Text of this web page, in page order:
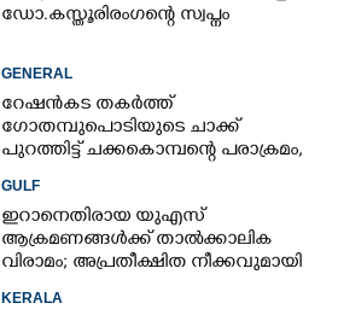
ഡോ.കസ്തൂരിരംഗന്റെ സ്വപ്നം
GENERAL
റേഷൻകട തകർത്ത്
ഗോതമ്പുപൊടിയുടെ ചാക്ക്
പുറത്തിട്ട് ചക്കകൊമ്പന്റെ പരാക്രമം,
കാട്ടാനയെ തുരത്തി ആളുകൾ
GULF
ഇറാനെതിരായ യുഎസ്
ആക്രമണങ്ങൾക്ക് താൽക്കാലിക
വിരാമം; അപ്രതീക്ഷിത നീക്കവുമായി
ട്രംപ്
KERALA